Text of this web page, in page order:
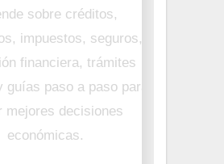
sobre créditos,
impuestos, seguros,
financiera, trámites
guías paso a paso para
mejores decisiones
económicas.